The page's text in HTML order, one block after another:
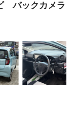
バックカメラ